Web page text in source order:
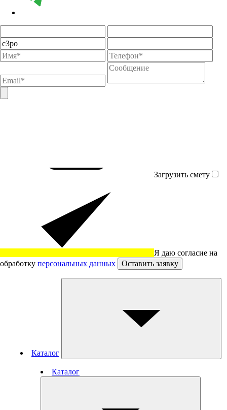
Загрузить смету
Я даю согласие на
обработку персональных данных Оставить заявку
Каталог
Каталог